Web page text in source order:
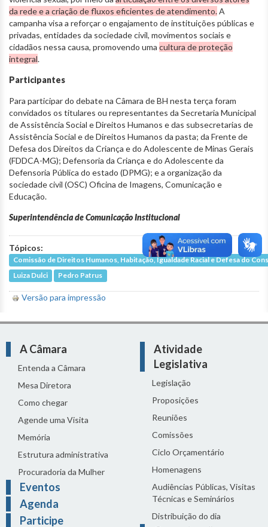
da rede e a criação de fluxos eficientes de atendimento.A
campanha visa a reforçar o engajamento de instituições públicas e
privadas, entidades da sociedade civil, movimentos sociais e
cidadãos nessa causa, promovendo uma cultura de proteção
integral.
Participantes
Para participar do debate na Câmara de BH nesta terça foram
convidados os titulares ou representantes da Secretaria Municipal
de Assistência Social e Direitos Humanos e das subsecretarias de
Assistência Social e de Direitos Humanos da pasta; da Frente de
Defesa dos Direitos da Criança e do Adolescente de Minas Gerais
(FDDCA-MG); Defensoria da Criança e do Adolescente da
Defensoria Pública do estado (DPMG); e a organização da
sociedade civil (OSC) Oficina de Imagens, Comunicação e
Educação.
Superintendência de Comunicação Institucional
Tópicos:
Comissão de Direitos Humanos, Habitação, Igualdade Racial e Defesa do
Luiza Dulci
Pedro Patrus
Versão para impressão
A Câmara
Entenda a Câmara
Mesa Diretora
Como chegar
Agende uma Visita
Memória
Estrutura administrativa
Procuradoria da Mulher
Eventos
Agenda
Participe
Atividade
Legislativa
Legislação
Proposições
Reuniões
Comissões
Ciclo Orçamentário
Homenagens
Audiências Públicas, Visitas
Técnicas e Seminários
Distribuição do dia